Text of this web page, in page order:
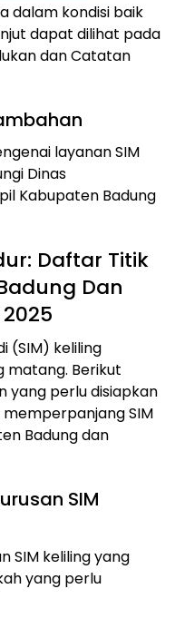
dalam kondisi baik
dapat dilihat pada
dan Catatan
layanan SIM
Dinas
Kabupaten Badung
Daftar Titik
Dan
(SIM) keliling
matang. Berikut
yang perlu disiapkan
SIM
Badung dan
SIM
SIM keliling yang
yang perlu